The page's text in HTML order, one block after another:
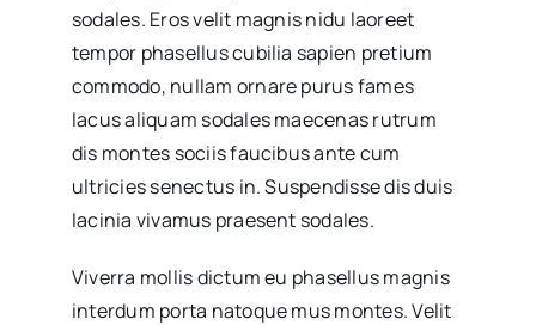
sodales. Eros velit magnis nidu laoreet
tempor phasellus cubilia sapien pretium
commodo, nullam ornare purus fames
lacus aliquam sodales maecenas rutrum
dis montes sociis faucibus ante cum
ultricies senectus in. Suspendisse dis duis
lacinia vivamus praesent sodales.
Viverra mollis dictum eu phasellus magnis
interdum porta natoque mus montes. Velit